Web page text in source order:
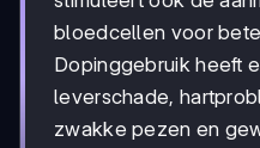
bloedcellen voor
Dopinggebruik heeft
leverschade,
zwakke pezen en